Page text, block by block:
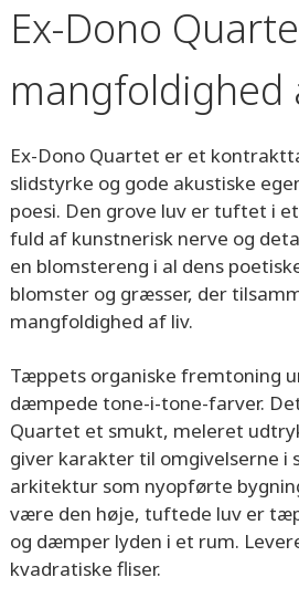
Ex-Dono
mangfoldighed
Ex-Dono Quartet er et
slidstyrke og gode akustiske
poesi. Den grove luv er tuftet i
fuld af kunstnerisk nerve og
en blomstereng i al dens
blomster og græsser, der
mangfoldighed af liv.
Tæppets organiske fremtoning
dæmpede tone-i-tone-farver.
Quartet et smukt, meleret
giver karakter til omgivelserne i
arkitektur som nyopførte
være den høje, tuftede luv er
og dæmper lyden i et rum.
kvadratiske fliser.